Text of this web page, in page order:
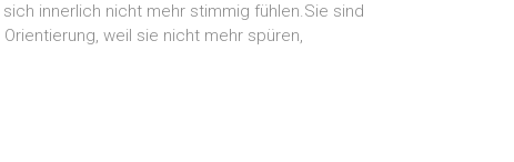
innerlich nicht mehr stimmig fühlen.Sie sind
weil sie nicht mehr spüren,